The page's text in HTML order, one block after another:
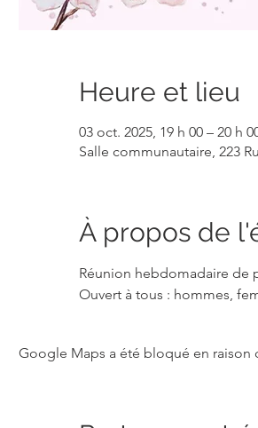
Heure et lieu
03 oct. 2025, 19 h 00 – 20 h
Salle communautaire, 223
À propos de
Réunion hebdomadaire de
Ouvert à tous : hommes,
Google Maps a été bloqué en raison